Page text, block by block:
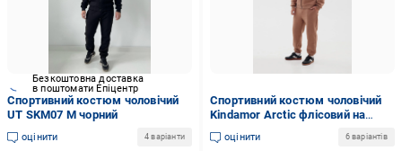
Безкоштовна доставка
в поштомати Епіцентр
Спортивний костюм чоловічий
UT SKM07 M чорний
оцінити 4 варіанти
Спортивний костюм чоловічий
Kindamor Arctic флісовий на
змійці M Коричневий
(1870745809)
оцінити 6 варіантів